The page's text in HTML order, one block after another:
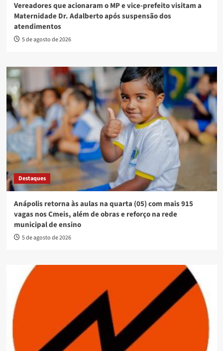
Vereadores que acionaram o MP e vice-prefeito visitam a
Maternidade Dr. Adalberto após suspensão dos
atendimentos
5 de agosto de 2026
Destaques
Anápolis retorna às aulas na quarta (05) com mais 915
vagas nos Cmeis, além de obras e reforço na rede
municipal de ensino
5 de agosto de 2026